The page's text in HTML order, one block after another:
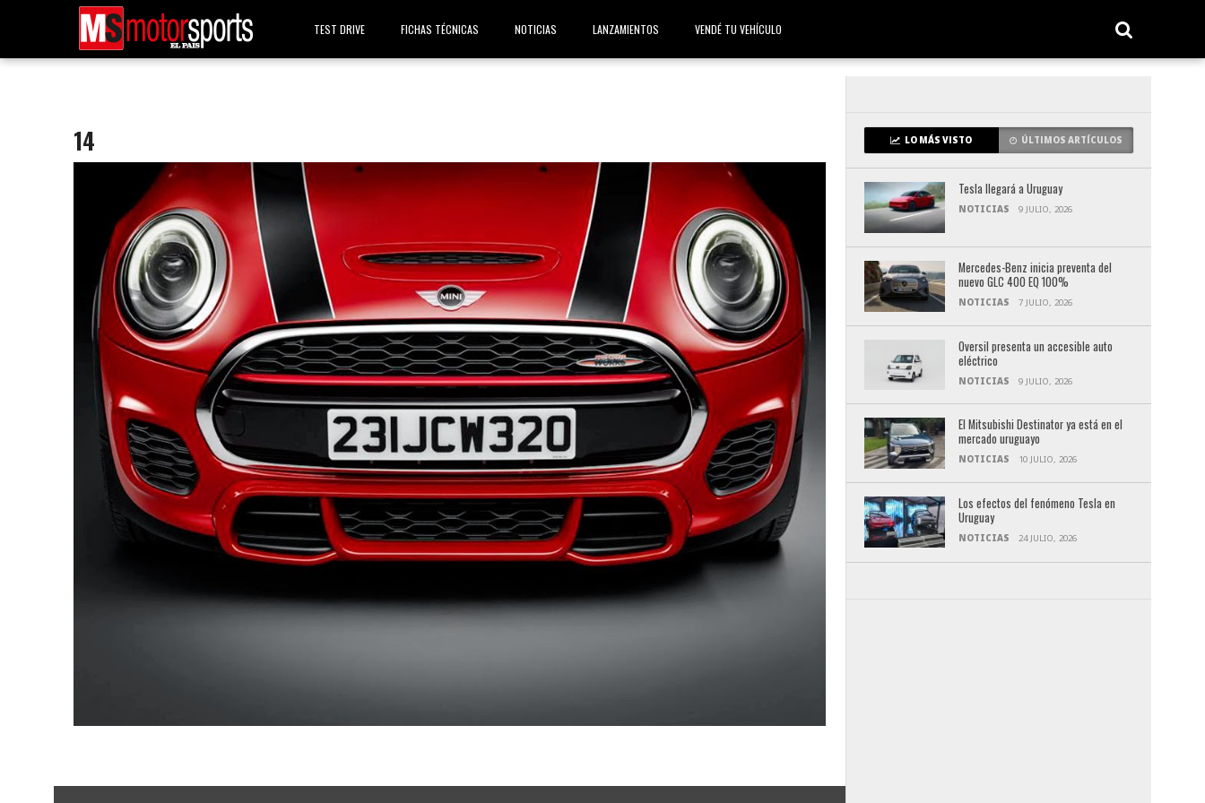
TEST DRIVE FICHAS TÉCNICAS NOTICIAS LANZAMIENTOS VENDÉ TU VEHÍCULO
14 LO MÁS VISTO ÚLTIMOS ARTÍCULOS
Tesla llegará a Uruguay
NOTICIAS 9 JULIO, 2026
Mercedes-Benz inicia preventa del
nuevo GLC 400 EQ 100%
NOTICIAS 7 JULIO, 2026
Oversil presenta un accesible auto
eléctrico
NOTICIAS 9 JULIO, 2026
El Mitsubishi Destinator ya está en el
mercado uruguayo
NOTICIAS 10 JULIO, 2026
Los efectos del fenómeno Tesla en
Uruguay
NOTICIAS 24 JULIO, 2026